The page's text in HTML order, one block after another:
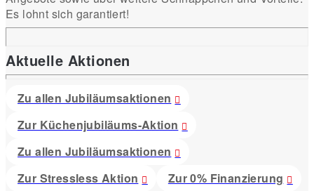
Es lohnt sich garantiert!
Aktuelle Aktionen
Zu allen Jubiläumsaktionen
Zur Küchenjubiläums-Aktion
Zu allen Jubiläumsaktionen
Zur Stressless Aktion
Zur 0% Finanzierung